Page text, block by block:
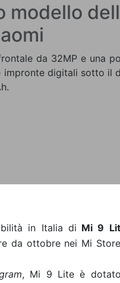
modello
da 32MP e una
impronte digitali sotto il
in Italia di Mi 9
da ottobre nei Mi
, Mi 9 Lite è